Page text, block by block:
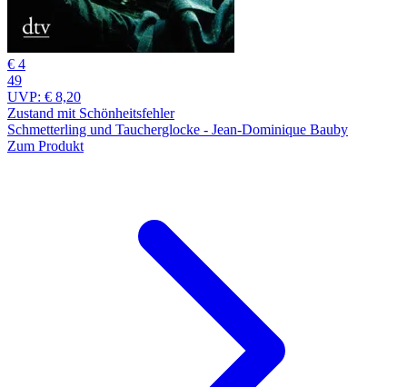
€ 4
49
UVP: € 8,20
Zustand mit Schönheitsfehler
Schmetterling und Taucherglocke - Jean-Dominique Bauby
Zum Produkt